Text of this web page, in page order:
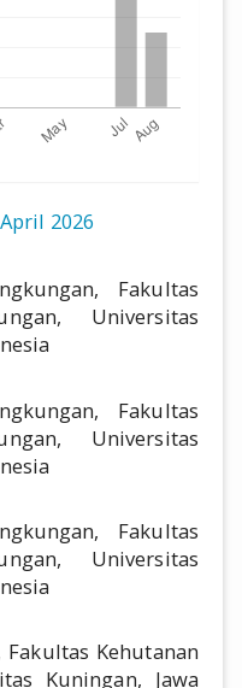
2026
Fakultas
Universitas
Fakultas
Universitas
Fakultas
Universitas
Kehutanan
Kuningan, Jawa